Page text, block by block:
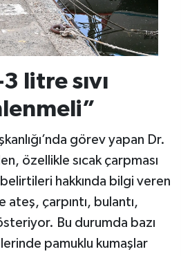
litre sıvı
görev yapan Dr.
özellikle sıcak çarpması
hakkında bilgi veren
ateş, çarpıntı, bulantı,
Bu durumda bazı
pamuklu kumaşlar